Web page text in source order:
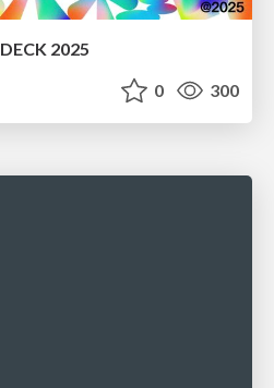
2025
0 300